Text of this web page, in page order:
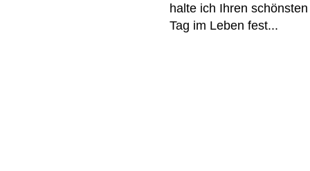
halte ich Ihren schönsten
Tag im Leben fest...